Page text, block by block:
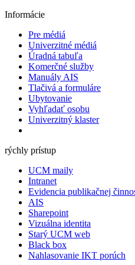
Informácie
Pre médiá
Univerzitné médiá
Úradná tabuľa
Komerčné služby
Manuály AIS
Tlačivá a formuláre
Ubytovanie
Vyhľadať osobu
Univerzitný klaster
rýchly prístup
UCM maily
Intranet
Evidencia publikačnej
AIS
Sharepoint
Vizuálna identita
Starý UCM web
Black box
Nahlasovanie IKT porúch